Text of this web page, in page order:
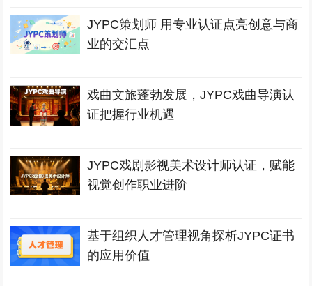
JYPC策划师 用专业认证点亮创意与商
业的交汇点
戏曲文旅蓬勃发展，JYPC戏曲导演认
证把握行业机遇
JYPC戏剧影视美术设计师认证，赋能
视觉创作职业进阶
基于组织人才管理视角探析JYPC证书
的应用价值